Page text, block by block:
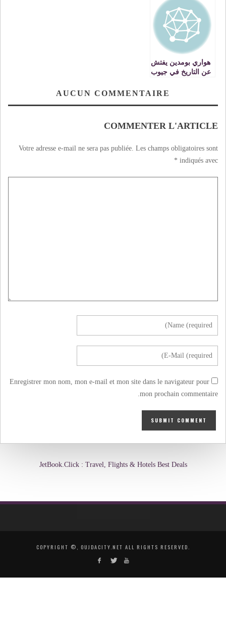
هواري بومدين يفتش
عن التاريخ في جيوب
AUCUN COMMENTAIRE
COMMENTER L'ARTICLE
Votre adresse e-mail ne sera pas publiée. Les champs obligatoires sont
indiqués avec
*
Enregistrer mon nom, mon e-mail et mon site dans le navigateur pour
mon prochain commentaire.
JetBook.Click : Travel, Flights & Hotels Best Deals
COPYRIGHT ©, OUJDACITY.NET ALL RIGHTS RESERVED.